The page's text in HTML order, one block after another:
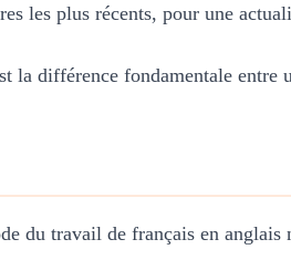
les plus récents, pour une
différence fondamentale entre
du travail de français en